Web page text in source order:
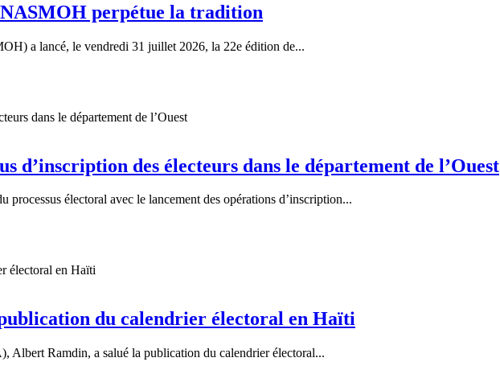
perpétue la tradition
a lancé, le vendredi 31 juillet 2026, la 22e édition de...
d’inscription des électeurs dans le département de l’Ouest
électoral avec le lancement des opérations d’inscription...
du calendrier électoral en Haïti
Albert Ramdin, a salué la publication du calendrier électoral...